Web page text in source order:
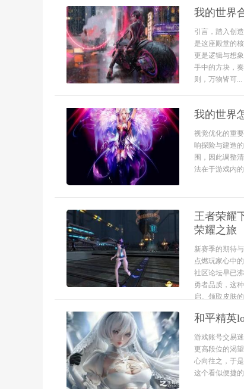
我的世界
引言，踏入创
是这座殿堂的
更是逻辑与想
手中的方块，
则，万物皆可...
我的世界
视觉优化的重
响探险与建造
围，因此调整
法在于游戏内
王者荣耀
荣耀之旅
新赛季的期待
点燃玩家心中
社区论坛早已
勇者品质，这
启。领取皮肤
和平精英
游戏账号交易
更高段位的渴
心向往之，于
这个看似便捷